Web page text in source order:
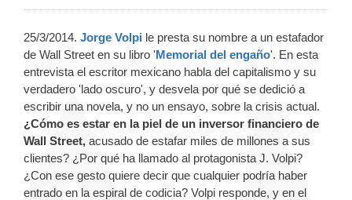
25/3/2014. Jorge Volpi le presta su nombre a un estafador
de Wall Street en su libro 'Memorial del engaño'. En esta
entrevista el escritor mexicano habla del capitalismo y su
verdadero 'lado oscuro', y desvela por qué se dedició a
escribir una novela, y no un ensayo, sobre la crisis actual.
¿Cómo es estar en la piel de un inversor financiero de
Wall Street, acusado de estafar miles de millones a sus
clientes? ¿Por qué ha llamado al protagonista J. Volpi?
¿Con ese gesto quiere decir que cualquier podría haber
entrado en la espiral de codicia? Volpi responde, y en el